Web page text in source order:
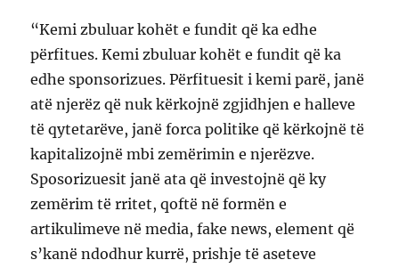
“Kemi zbuluar kohët e fundit që ka edhe
përfitues. Kemi zbuluar kohët e fundit që ka
edhe sponsorizues. Përfituesit i kemi parë, janë
atë njerëz që nuk kërkojnë zgjidhjen e halleve
të qytetarëve, janë forca politike që kërkojnë të
kapitalizojnë mbi zemërimin e njerëzve.
Sposorizuesit janë ata që investojnë që ky
zemërim të rritet, qoftë në formën e
artikulimeve në media, fake news, element që
s’kanë ndodhur kurrë, prishje të aseteve